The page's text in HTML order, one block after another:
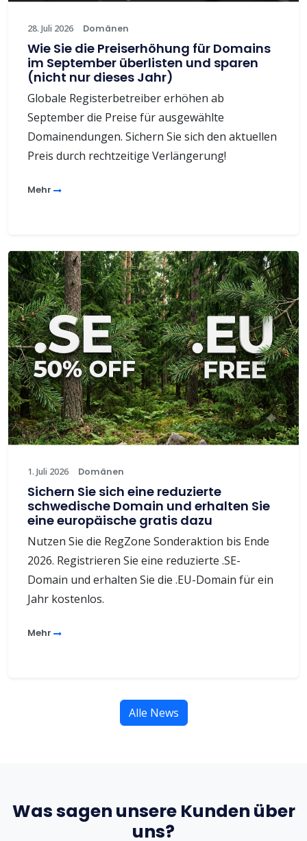
28. Juli 2026 Domänen
Wie Sie die Preiserhöhung für Domains
im September überlisten und sparen
(nicht nur dieses Jahr)
Globale Registerbetreiber erhöhen ab
September die Preise für ausgewählte
Domainendungen. Sichern Sie sich den aktuellen
Preis durch rechtzeitige Verlängerung!
Mehr
1. Juli 2026 Domänen
Sichern Sie sich eine reduzierte
schwedische Domain und erhalten Sie
eine europäische gratis dazu
Nutzen Sie die RegZone Sonderaktion bis Ende
2026. Registrieren Sie eine reduzierte .SE-
Domain und erhalten Sie die .EU-Domain für ein
Jahr kostenlos.
Mehr
Alle News
Was sagen unsere Kunden über
uns?